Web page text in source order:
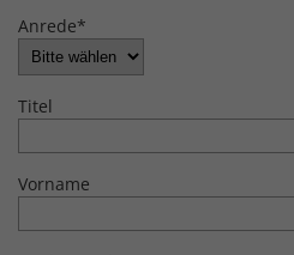
Anrede*
Titel
Vorname